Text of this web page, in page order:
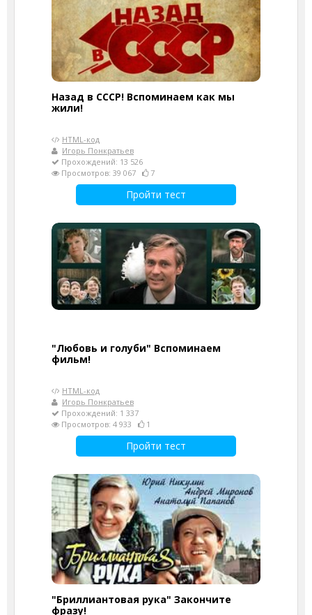
Назад в СССР! Вспоминаем как мы
жили!
HTML-код
Игорь Понкратьев
Прохождений: 13 526
Просмотров: 39 067
7
Пройти тест
"Любовь и голуби" Вспоминаем
фильм!
HTML-код
Игорь Понкратьев
Прохождений: 1 337
Просмотров: 4 933
1
Пройти тест
"Бриллиантовая рука" Закончите
фразу!